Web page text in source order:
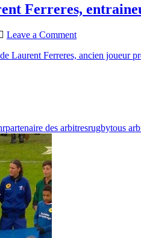
Ferreres,
Leave a Comment
Laurent Ferreres, ancien joueur
partenaire des arbitresrugbytous